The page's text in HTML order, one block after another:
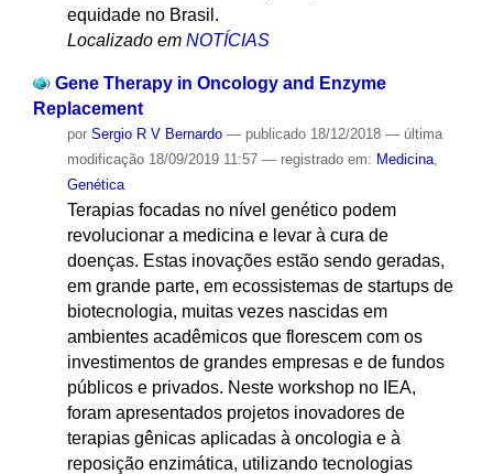
equidade no Brasil.
Localizado em NOTÍCIAS
Gene Therapy in Oncology and Enzyme
Replacement
por Sergio R V Bernardo — publicado18/12/2018 — última
modificação18/09/2019 11:57 — registrado em: Medicina,
Genética
Terapias focadas no nível genético podem
revolucionar a medicina e levar à cura de
doenças. Estas inovações estão sendo geradas,
em grande parte, em ecossistemas de startups de
biotecnologia, muitas vezes nascidas em
ambientes acadêmicos que florescem com os
investimentos de grandes empresas e de fundos
públicos e privados. Neste workshop no IEA,
foram apresentados projetos inovadores de
terapias gênicas aplicadas à oncologia e à
reposição enzimática, utilizando tecnologias